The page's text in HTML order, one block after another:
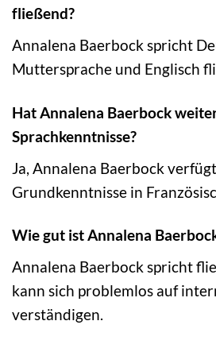
fließend?
Annalena Baerbock spricht
Muttersprache und Englisch
Hat Annalena Baerbock
Sprachkenntnisse?
Ja, Annalena Baerbock
Grundkenntnisse in
Wie gut ist Annalena
Annalena Baerbock spricht
kann sich problemlos auf
verständigen.